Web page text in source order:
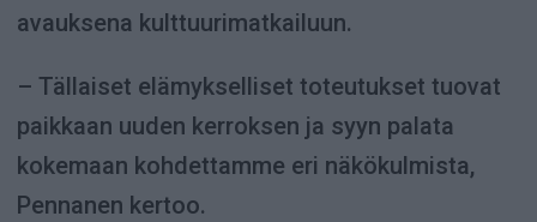
avauksena kulttuurimatkailuun.
– Tällaiset elämykselliset toteutukset tuovat
paikkaan uuden kerroksen ja syyn palata
kokemaan kohdettamme eri näkökulmista,
Pennanen kertoo.